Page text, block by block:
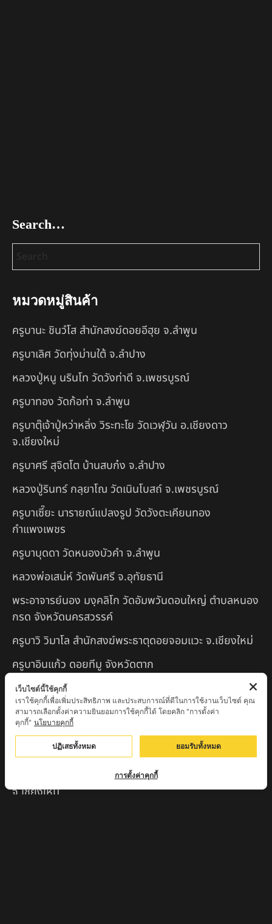
Search…
หมวดหมู่สินค้า
ครูบานะ ชินวํโส สำนักสงฆ์ดอยอีฮุย จ.ลำพูน
ครูบาเลิศ วัดทุ่งม่านใต้ จ.ลำปาง
หลวงปู่หนู นรินโท วัดวังท่าดี จ.เพชรบูรณ์
ครูบาทอง วัดก้อท่า จ.ลำพูน
ครูบาตุ๊เจ้าปู่หว่าหลิ่ง วิระทะโย วัดเวฬุวัน อ.เชียงดาว
จ.เชียงใหม่
ครูบาศรี สุจิตโต บ้านสบก๋ง จ.ลำปาง
หลวงปู่รินทร์ กลฺยาโณ วัดเนินโบสถ์ จ.เพชรบูรณ์
ครูบาเซี๊ยะ นารายณ์แปลงรูป วัดวังตะเคียนทอง
กำแพงเพชร
ครูบาบุดดา วัดหนองบัวคํา จ.ลําพูน
หลวงพ่อเสน่ห์ วัดพันศรี จ.อุทัยธานี
พระอาจารย์นอง มงฺคลิโก วัดอัมพวันดอนใหญ่ ตำบลหนอง
กรด จังหวัดนครสวรรค์
ครูบาวิ วิมาโล สำนักสงฆ์พระธาตุดอยจอมแวะ จ.เชียงใหม่
ครูบาอินแก้ว ดอยทีมู จังหวัดตาก
หลวงพ่อถังทอง วัดพระนางพญาป่าแสงทอง
จ.นครสวรรค์
หลวงปู่จักร วัดถ้ำเขารังไก่ จ.ชัยนาท
หลวงปู่พริ้ง ขันติพโล วัดซับชมพู่ จ.เพชรบูรณ์
หลวงปู่ครูบา สล่าอุวิจิ่งต๊ะ สำนักสงฆ์พระธาตุดอยจอมแวะ
จ.เชียงใหม่
เว็บไซต์นี้ใช้คุกกี้
เราใช้คุกกี้เพื่อเพิ่มประสิทธิภาพ และประสบการณ์ที่ดีในการใช้งานเว็บไซต์ คุณ
สามารถเลือกตั้งค่าความยินยอมการใช้คุกกี้ได้ โดยคลิก "การตั้งค่า
คุกกี้" นโยบายคุกกี้
ปฏิเสธทั้งหมด ยอมรับทั้งหมด
การตั้งค่าคุกกี้